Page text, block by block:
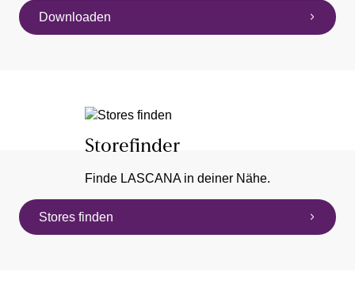
Downloaden
Storefinder
Finde LASCANA in deiner Nähe.
Stores finden